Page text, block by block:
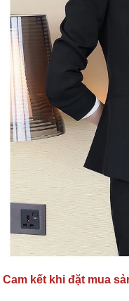
Cam kết khi đặt mua